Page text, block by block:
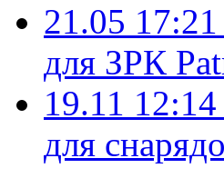
21.05 17:21
для ЗРК
19.11 12:14
для